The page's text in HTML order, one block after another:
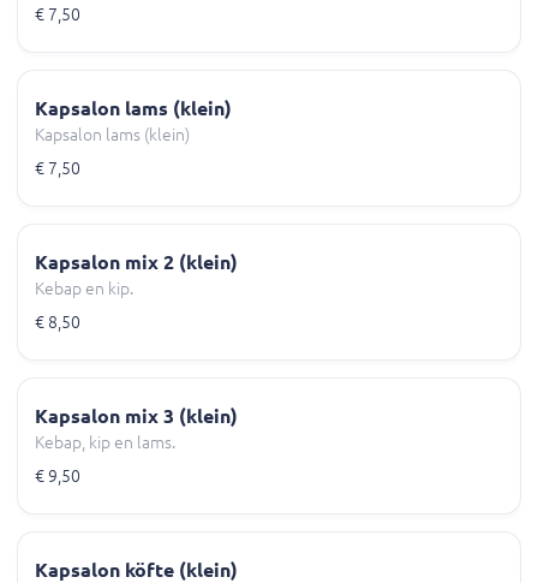
€ 7,50
Kapsalon lams (klein)
Kapsalon lams (klein)
€ 7,50
Kapsalon mix 2 (klein)
Kebap en kip.
€ 8,50
Kapsalon mix 3 (klein)
Kebap, kip en lams.
€ 9,50
Kapsalon köfte (klein)